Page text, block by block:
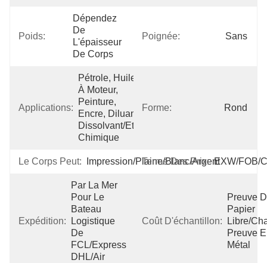
Poids:
Dépendez
De
L'épaisseur
De Corps
Poignée: Sans
Applications:
Pétrole, Huile
À Moteur,
Peinture,
Encre, Diluant
Dissolvant/etc.
Chimique
Forme: Rond
Le Corps Peut: Impression/plaine/blanc/argent
Terme Des Prix: EXW/FOB/
Expédition:
Par La Mer
Pour Le
Bateau
Logistique
De
FCL/Express
DHL/Air
Coût D'échantillon:
Preuve
Papier
Libre/
Preuve
Métal